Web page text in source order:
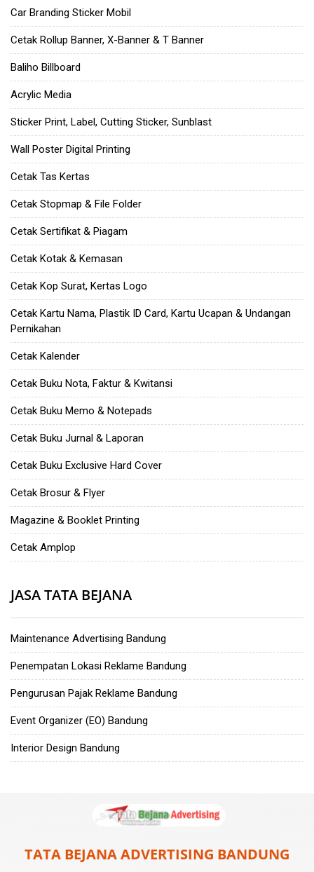
Car Branding Sticker Mobil
Cetak Rollup Banner, X-Banner & T Banner
Baliho Billboard
Acrylic Media
Sticker Print, Label, Cutting Sticker, Sunblast
Wall Poster Digital Printing
Cetak Tas Kertas
Cetak Stopmap & File Folder
Cetak Sertifikat & Piagam
Cetak Kotak & Kemasan
Cetak Kop Surat, Kertas Logo
Cetak Kartu Nama, Plastik ID Card, Kartu Ucapan & Undangan
Pernikahan
Cetak Kalender
Cetak Buku Nota, Faktur & Kwitansi
Cetak Buku Memo & Notepads
Cetak Buku Jurnal & Laporan
Cetak Buku Exclusive Hard Cover
Cetak Brosur & Flyer
Magazine & Booklet Printing
Cetak Amplop
JASA TATA BEJANA
Maintenance Advertising Bandung
Penempatan Lokasi Reklame Bandung
Pengurusan Pajak Reklame Bandung
Event Organizer (EO) Bandung
Interior Design Bandung
TATA BEJANA ADVERTISING BANDUNG